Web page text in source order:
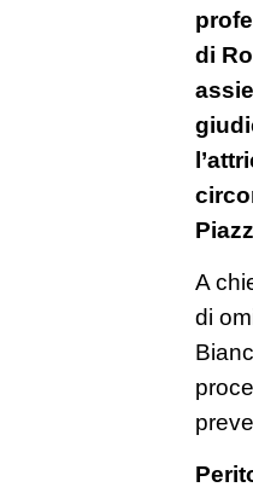
di
A
di